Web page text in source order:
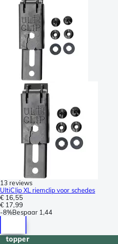
13 reviews
UltiClip XL riemclip voor schedes
€ 16,55
€ 17,99
-8%Bespaar 1,44
topper